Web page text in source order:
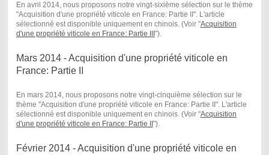
En avril 2014, nous proposons notre vingt-sixième sélection sur le thème
"Acquisition d'une propriété viticole en France: Partie II". L'article
sélectionné est disponible uniquement en chinois. (Voir "Acquisition
d'une propriété viticole en France: Partie III ") .
Mars 2014 - Acquisition d'une propriété viticole en
France: Partie II
En mars 2014, nous proposons notre vingt-cinquième sélection sur le
thème "Acquisition d'une propriété viticole en France: Partie II". L'article
sélectionné est disponible uniquement en chinois. (Voir "Acquisition
d'une propriété viticole en France: Partie II ") .
Février 2014 - Acquisition d'une propriété viticole en